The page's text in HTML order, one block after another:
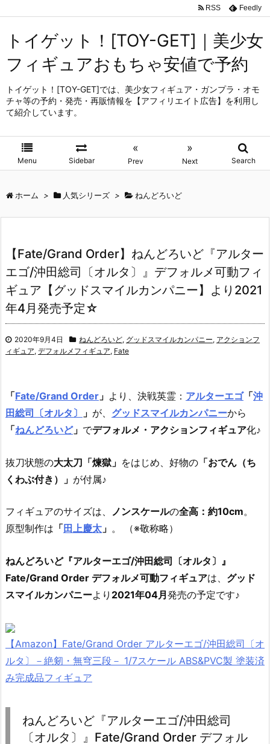
トイゲット！[TOY-GET]｜美少女
フィギュアおもちゃ安値で予約
トイゲット！[TOY-GET]では、美少女フィギュア・ガンプラ・オモ
チャ等の予約・発売・再販情報を【アフィリエイト広告】を利用し
て紹介しています。
Menu Sidebar
«
Prev
»
Next Search
RSS Feedly
ホーム > 人気シリーズ > ねんどろいど
【Fate/Grand Order】ねんどろいど『アルター
エゴ/沖田総司〔オルタ〕』デフォルメ可動フィ
ギュア【グッドスマイルカンパニー】より2021
年4月発売予定☆
2020年9月4日 ねんどろいど, グッドスマイルカンパニー, アクションフ
ィギュア, デフォルメフィギュア, Fate
「Fate/Grand Order 」 より、決戦英霊： アルターエゴ「沖
田総司〔オルタ〕
」 が、 グッドスマイルカンパニーから
「ねんどろいど」 でデフォルメ・アクションフィギュア化♪
抜刀状態の大太刀「煉獄」 をはじめ、好物の 「おでん（ち
くわぶ付き）」 が付属♪
フィギュアのサイズは、 ノンスケールの全高：約10cm。
原型制作は 「 田上慶太 」 。 （※敬称略）
ねんどろいど『アルターエゴ/沖田総司〔オルタ〕』
Fate/Grand Order デフォルメ可動フィギュアは、 グッド
スマイルカンパニーより 2021年04月発売の予定です♪
【Amazon】Fate/Grand Order アルターエゴ/沖田総司〔オ
ルタ〕－絶剱・無穹三段－ 1/7スケール ABS&PVC製 塗装済
み完成品フィギュア
ねんどろいど『アルターエゴ/沖田総司
〔オルタ〕』Fate/Grand Order デフォル